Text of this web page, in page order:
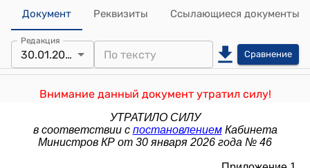
Документ Реквизиты Ссылающиеся документы
Редакция
30.01.2026 Сравнение
Внимание данный документ утратил силу!